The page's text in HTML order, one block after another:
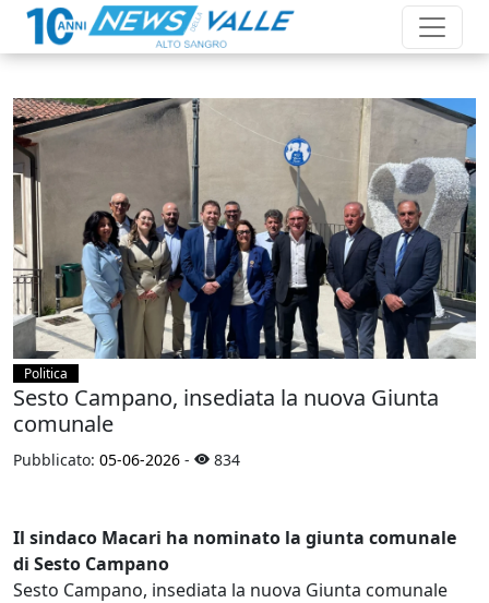
Politica
Sesto Campano, insediata la nuova Giunta
comunale
Pubblicato: 05-06-2026 - 834
Il sindaco Macari ha nominato la giunta comunale
di Sesto Campano
Sesto Campano, insediata la nuova Giunta comunale